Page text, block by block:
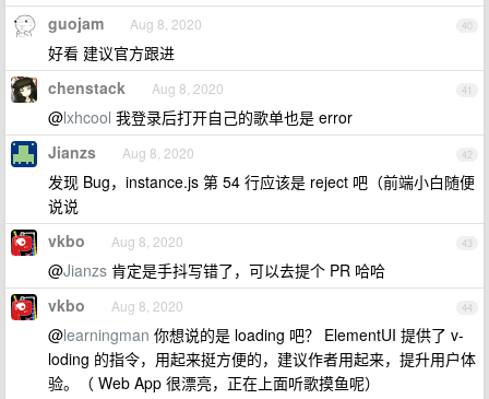
40
guojam Aug 8, 2020
好看 建议官方跟进
41
chenstack Aug 8, 2020
@lxhcool 我登录后打开自己的歌单也是 error
42
Jianzs Aug 8, 2020
发现 Bug，instance.js 第 54 行应该是 reject 吧（前端小白随便
说说
43
vkbo Aug 8, 2020
@Jianzs 肯定是手抖写错了，可以去提个 PR 哈哈
44
vkbo Aug 8, 2020
@learningman 你想说的是 loading 吧？ ElementUI 提供了 v-
loding 的指令，用起来挺方便的，建议作者用起来，提升用户体
验。（ Web App 很漂亮，正在上面听歌摸鱼呢）